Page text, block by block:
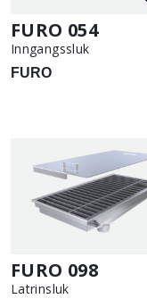
FURO 054
Inngangssluk
FURO
FURO 098
Latrinsluk